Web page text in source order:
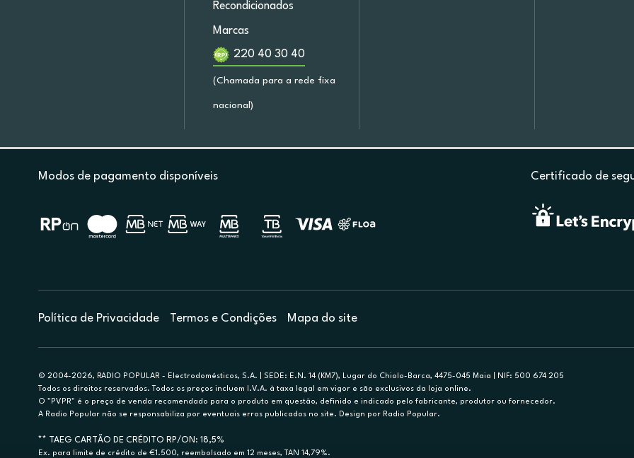
Recondicionados
Marcas
220 40 30 40
(Chamada para a rede fixa
nacional)
Modos de pagamento disponíveis Certificado de
Política de Privacidade Termos e Condições Mapa do site
© 2004-2026, RADIO POPULAR - Electrodomésticos, S.A. | SEDE: E.N. 14 (KM7), Lugar do Chiolo-Barca, 4475-045 Maia | NIF: 500 674 205
Todos os direitos reservados. Todos os preços incluem I.V.A. à taxa legal em vigor e são exclusivos da loja online.
O "PVPR" é o preço de venda recomendado para o produto em questão, definido e indicado pelo fabricante, produtor ou fornecedor.
A Radio Popular não se responsabiliza por eventuais erros publicados no site. Design por Radio Popular.
** TAEG CARTÃO DE CRÉDITO RP/ON: 18,5%
Ex. para limite de crédito de €1.500, reembolsado em 12 meses, TAN 14,79%.